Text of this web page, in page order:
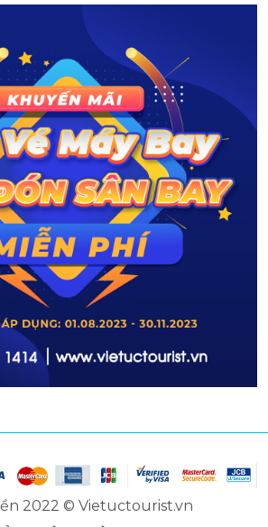
2022 © Vietuctourist.vn